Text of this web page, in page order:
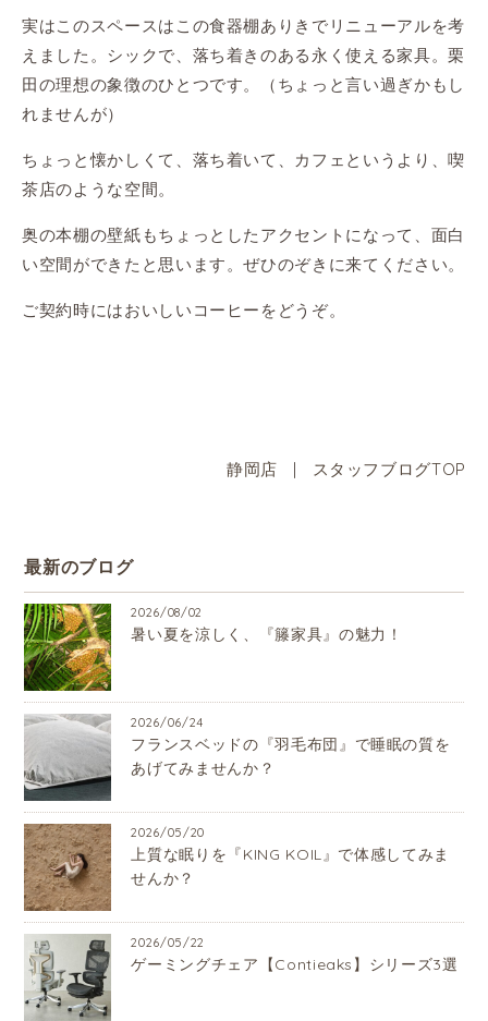
実はこのスペースはこの食器棚ありきでリニューアルを考
えました。シックで、落ち着きのある永く使える家具。栗
田の理想の象徴のひとつです。（ちょっと言い過ぎかもし
れませんが）
ちょっと懐かしくて、落ち着いて、カフェというより、喫
茶店のような空間。
奥の本棚の壁紙もちょっとしたアクセントになって、面白
い空間ができたと思います。ぜひのぞきに来てください。
ご契約時にはおいしいコーヒーをどうぞ。
静岡店 | スタッフブログTOP
最新のブログ
2026/08/02
暑い夏を涼しく、『籐家具』の魅力！
2026/06/24
フランスベッドの『羽毛布団』で睡眠の質を
あげてみませんか？
2026/05/20
上質な眠りを『KING KOIL』で体感してみま
せんか？
2026/05/22
ゲーミングチェア【Contieaks】シリーズ3選